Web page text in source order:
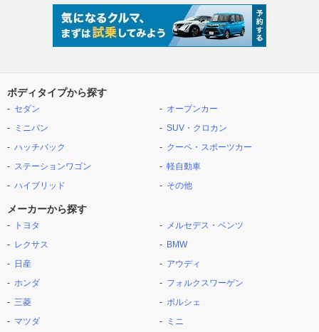
ボディタイプから探す
セダン
ミニバン
ハッチバック
ステーションワゴン
ハイブリッド
オープンカー
SUV・クロカン
クーペ・スポーツカー
軽自動車
その他
メーカーから探す
トヨタ
レクサス
日産
ホンダ
三菱
マツダ
メルセデス・ベンツ
BMW
アウディ
フォルクスワーゲン
ポルシェ
ミニ